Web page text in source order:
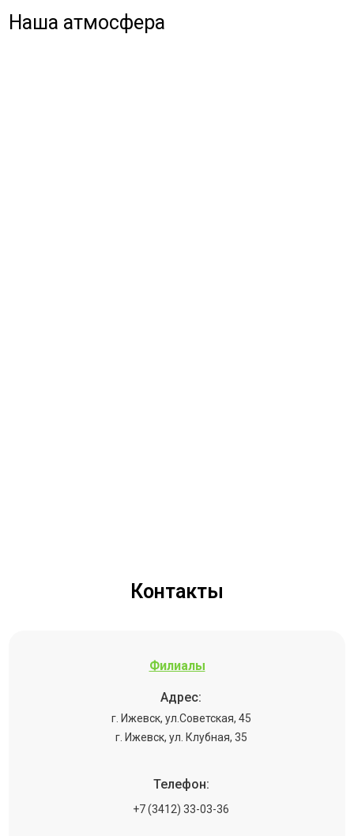
Наша атмосфера
Контакты
Филиалы
Адрес:
г. Ижевск, ул.Советская, 45
г. Ижевск, ул. Клубная, 35
Телефон:
+7 (3412) 33-03-36